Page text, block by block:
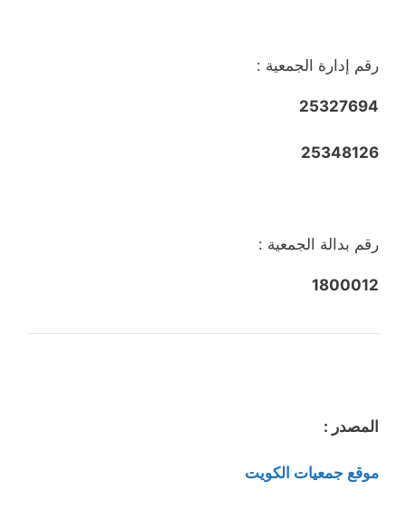
رقم إدارة الجمعية :
25327694
25348126
رقم بدالة الجمعية :
1800012
المصدر :
موقع جمعيات الكويت